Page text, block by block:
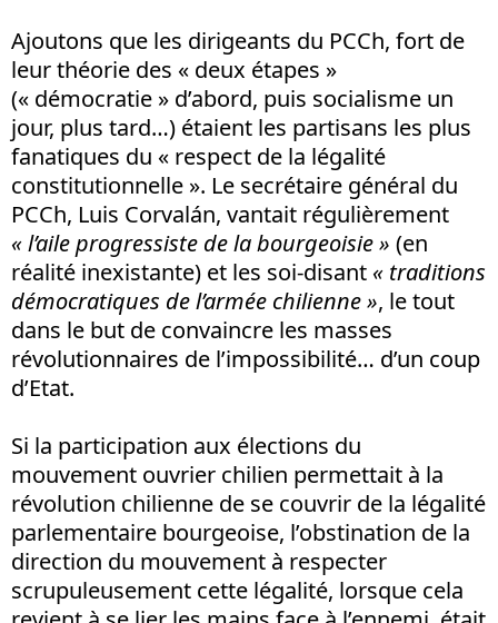
Ajoutons que les dirigeants du PCCh, fort de
leur théorie des « deux étapes »
(« démocratie » d’abord, puis socialisme un
jour, plus tard…) étaient les partisans les plus
fanatiques du « respect de la légalité
constitutionnelle ». Le secrétaire général du
PCCh, Luis Corvalán, vantait régulièrement
« l’aile progressiste de la bourgeoisie » (en
réalité inexistante) et les soi-disant « traditions
démocratiques de l’armée chilienne », le tout
dans le but de convaincre les masses
révolutionnaires de l’impossibilité… d’un coup
d’Etat.
Si la participation aux élections du
mouvement ouvrier chilien permettait à la
révolution chilienne de se couvrir de la légalité
parlementaire bourgeoise, l’obstination de la
direction du mouvement à respecter
scrupuleusement cette légalité, lorsque cela